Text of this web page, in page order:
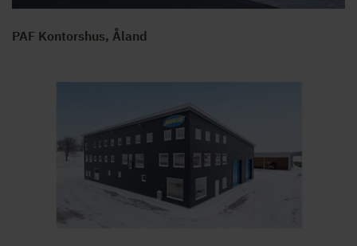
PAF Kontorshus, Åland